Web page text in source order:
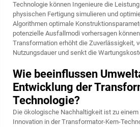
Technologie können Ingenieure die
physischen Fertigung simulieren und
Algorithmen optimale
potenzielle Ausfallmodi vorhersagen
Transformation erhöht die Zuverlässigkeit,
Nutzungsdauer und senkt die
Wie beeinflussen
Entwicklung der
Technologie?
Die ökologische Nachhaltigkeit ist zu
Innovation in der Transformator-Kern-